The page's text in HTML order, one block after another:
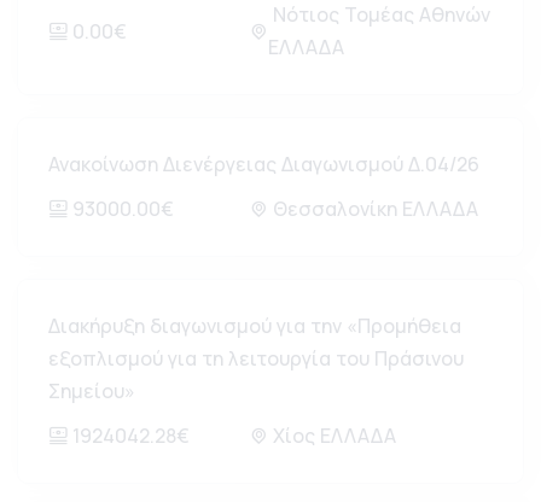
0.00€
Νότιος Τομέας Αθηνών
ΕΛΛΑΔΑ
Ανακοίνωση Διενέργειας Διαγωνισμού Δ.04/26
93000.00€
Θεσσαλονίκη ΕΛΛΑΔΑ
Διακήρυξη διαγωνισμού για την «Προμήθεια
εξοπλισμού για τη λειτουργία του Πράσινου
Σημείου»
1924042.28€
Χίος ΕΛΛΑΔΑ